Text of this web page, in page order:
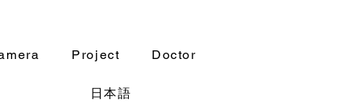
Project Doctor
日本語